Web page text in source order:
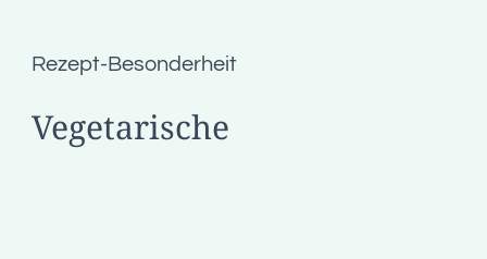
Rezept-Besonderheit
Vegetarische